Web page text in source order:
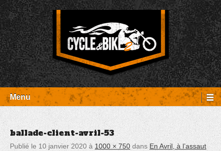
Aller
au
contenu
Cycle et Bike
Entretien Harley-Davidson, préparation et custom, boutique, pièces
détachées Rambouillet
Menu
ballade-client-avril-53
Publié le 10 janvier 2020 à1000 × 750dansEn Avril, à l’assaut
Panneau de gestion des cookies